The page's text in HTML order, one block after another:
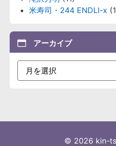
米寿司・244 ENDLI-x
アーカイブ
© 2026 kin-